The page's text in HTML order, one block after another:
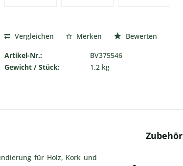
Vergleichen Merken Bewerten
Artikel-Nr.:
BV375546
Gewicht / Stück:
1.2 kg
für Holz, Kork und
Zubehör